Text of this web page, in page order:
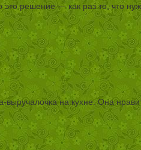
решение — как раз то, что
на кухне. Она